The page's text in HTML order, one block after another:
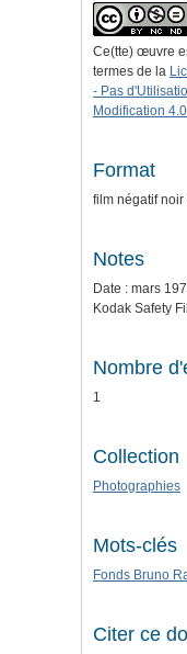
Ce(tte) œuvre
termes de la
- Pas
Modification
Format
film négatif noir
Notes
Date : mars
Kodak Safety
Nombre
1
Collection
Photographies
Mots-clés
Fonds Bruno
Citer ce